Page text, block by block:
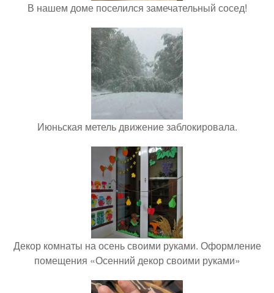
В нашем доме поселился замечательный сосед!
Июньская метель движение заблокировала.
Декор комнаты на осень своими руками. Оформление
помещения «Осенний декор своими руками»